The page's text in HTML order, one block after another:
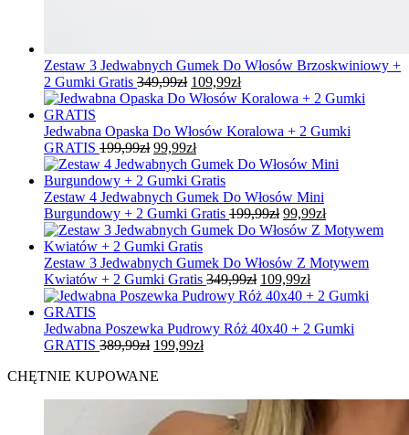
Zestaw 3 Jedwabnych Gumek Do Włosów Brzoskwiniowy +
2 Gumki Gratis 349,99zł Pierwotna
cena
349,99zł.
109,99złAktualna
cena
109,99zł.
Jedwabna Opaska Do Włosów Koralowa + 2 Gumki
GRATIS 199,99zł Pierwotna
cena
wynosiła:
199,99zł.
99,99złAktualna
cena
wynosi:
99,99zł.
Zestaw 4 Jedwabnych Gumek Do Włosów Mini
Burgundowy + 2 Gumki Gratis 199,99zł Pierwotna
cena
199,99zł.
99,99złAktualna
cena
99,99zł.
Zestaw 3 Jedwabnych Gumek Do Włosów Z Motywem
Kwiatów + 2 Gumki Gratis 349,99zł Pierwotna
cena
349,99zł.
109,99złAktualna
cena
109,99zł.
Jedwabna Poszewka Pudrowy Róż 40x40 + 2 Gumki
GRATIS 389,99zł Pierwotna
wynosiła:
199,99złAktualna
CHĘTNIE KUPOWANE